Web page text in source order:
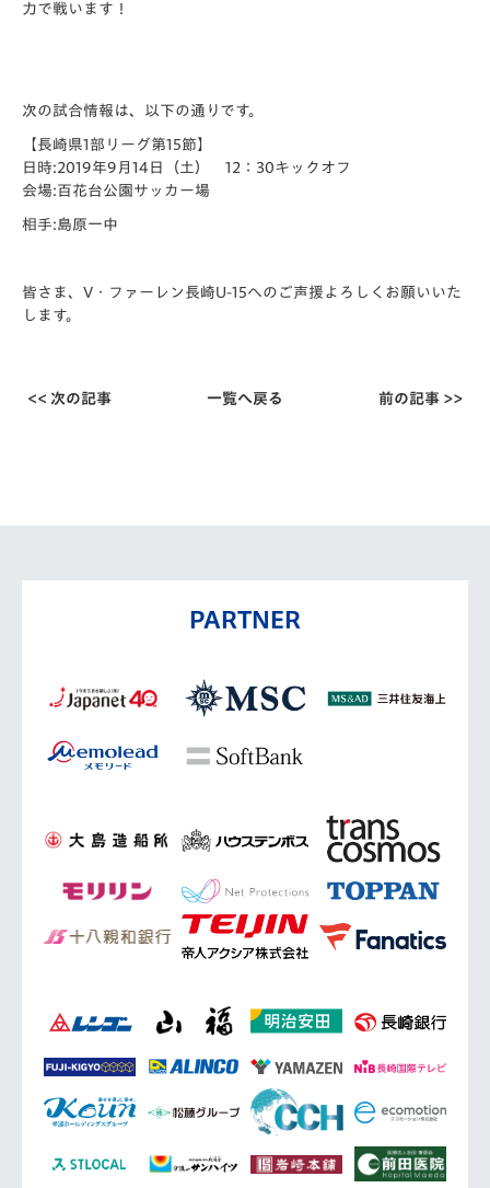
力で戦います！
次の試合情報は、以下の通りです。
【長崎県1部リーグ第15節】
日時:2019年9月14日（土） 12：30キックオフ
会場:百花台公園サッカー場
相手:島原一中
皆さま、V・ファーレン長崎U-15へのご声援よろしくお願いいた
します。
<< 次の記事 一覧へ戻る 前の記事 >>
PARTNER